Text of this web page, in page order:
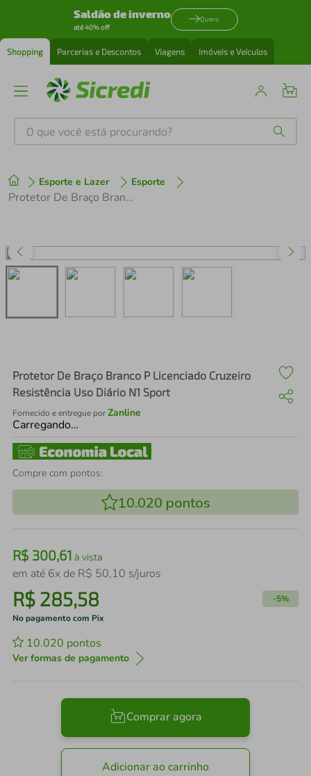
Saldão de inverno
até 40% off
Quero
Shopping Parcerias e Descontos Viagens Imóveis e Veículos
O que você está procurando?
Esporte e Lazer Esporte
Protetor De Braço Branco P Licenciado Cruzeiro Resistência Uso Diário N1 Sport
Protetor De Braço Branco P Licenciado Cruzeiro
Resistência Uso Diário N1 Sport
Fornecido e entregue porZanline
Carregando…
Compre com pontos:
10.020 pontos
R$ 300,61 à vista
em até 6x de R$ 50,10 s/juros
R$ 285,58 -5%
No pagamento com Pix
10.020 pontos
Ver formas de pagamento
Comprar agora
Adicionar ao carrinho
1º tenis
perfume